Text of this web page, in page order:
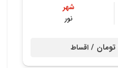
شهر
نور
اقساط